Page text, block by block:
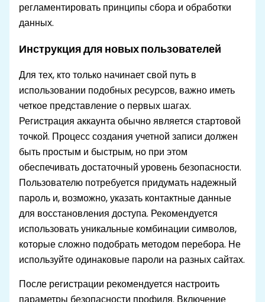
регламентировать принципы сбора и обработки
данных.
Инструкция для новых пользователей
Для тех, кто только начинает свой путь в
использовании подобных ресурсов, важно иметь
четкое представление о первых шагах.
Регистрация аккаунта обычно является стартовой
точкой. Процесс создания учетной записи должен
быть простым и быстрым, но при этом
обеспечивать достаточный уровень безопасности.
Пользователю потребуется придумать надежный
пароль и, возможно, указать контактные данные
для восстановления доступа. Рекомендуется
использовать уникальные комбинации символов,
которые сложно подобрать методом перебора. Не
используйте одинаковые пароли на разных сайтах.
После регистрации рекомендуется настроить